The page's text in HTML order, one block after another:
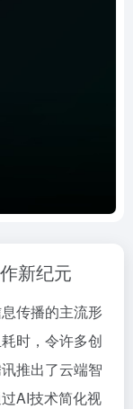
新纪元
传播的主流形
时，令许多创
推出了云端智
AI技术简化视